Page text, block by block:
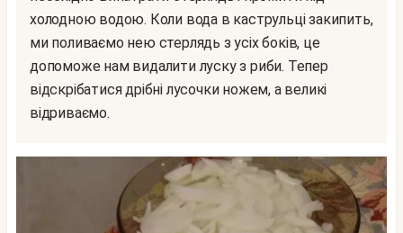
холодною водою. Коли вода в каструльці закипить,
ми поливаємо нею стерлядь з усіх боків, це
допоможе нам видалити луску з риби. Тепер
відскрібатися дрібні лусочки ножем, а великі
відриваємо.